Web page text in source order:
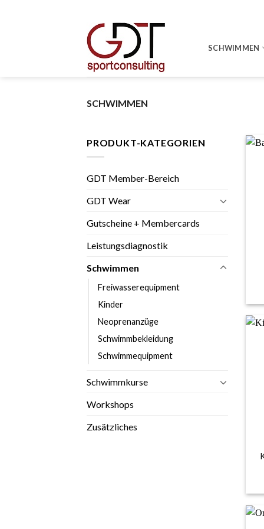
SCHWIMMEN
SCHWIMMEN
PRODUKT-KATEGORIEN
GDT Member-Bereich
GDT Wear
Gutscheine + Membercards
Leistungsdiagnostik
Schwimmen
Freiwasserequipment
Kinder
Neoprenanzüge
Schwimmbekleidung
Schwimmequipment
Schwimmkurse
Workshops
Zusätzliches